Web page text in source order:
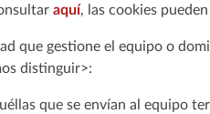
aquí, las cookies
que gestione el equipo o
distinguir>:
que se envían al equipo